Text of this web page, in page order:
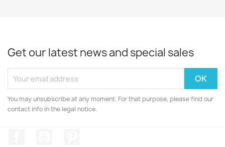
Get our latest news and special sales
You may unsubscribe at any moment. For that purpose, please find our
contact info in the legal notice.